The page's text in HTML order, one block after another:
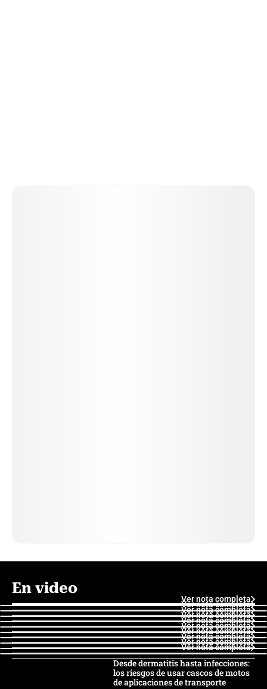
En video
Ver nota completa
Ver nota completa
Ver nota completa
Ver nota completa
Ver nota completa
Ver nota completa
Ver nota completa
Ver nota completa
Ver nota completa
Ver nota completa
Desde dermatitis hasta infecciones:
los riesgos de usar cascos de motos
de aplicaciones de transporte